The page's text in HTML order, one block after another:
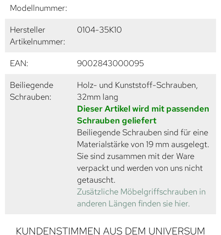
Modellnummer:
Hersteller
Artikelnummer:
0104-35K10
EAN:
9002843000095
Beiliegende
Schrauben:
Holz- und Kunststoff-Schrauben,
32mm lang
Dieser Artikel wird mit passenden
Schrauben geliefert
Beiliegende Schrauben sind für eine
Materialstärke von 19 mm ausgelegt.
Sie sind zusammen mit der Ware
verpackt und werden von uns nicht
getauscht.
Zusätzliche Möbelgriffschrauben in
anderen Längen finden sie hier.
KUNDENSTIMMEN AUS DEM UNIVERSUM